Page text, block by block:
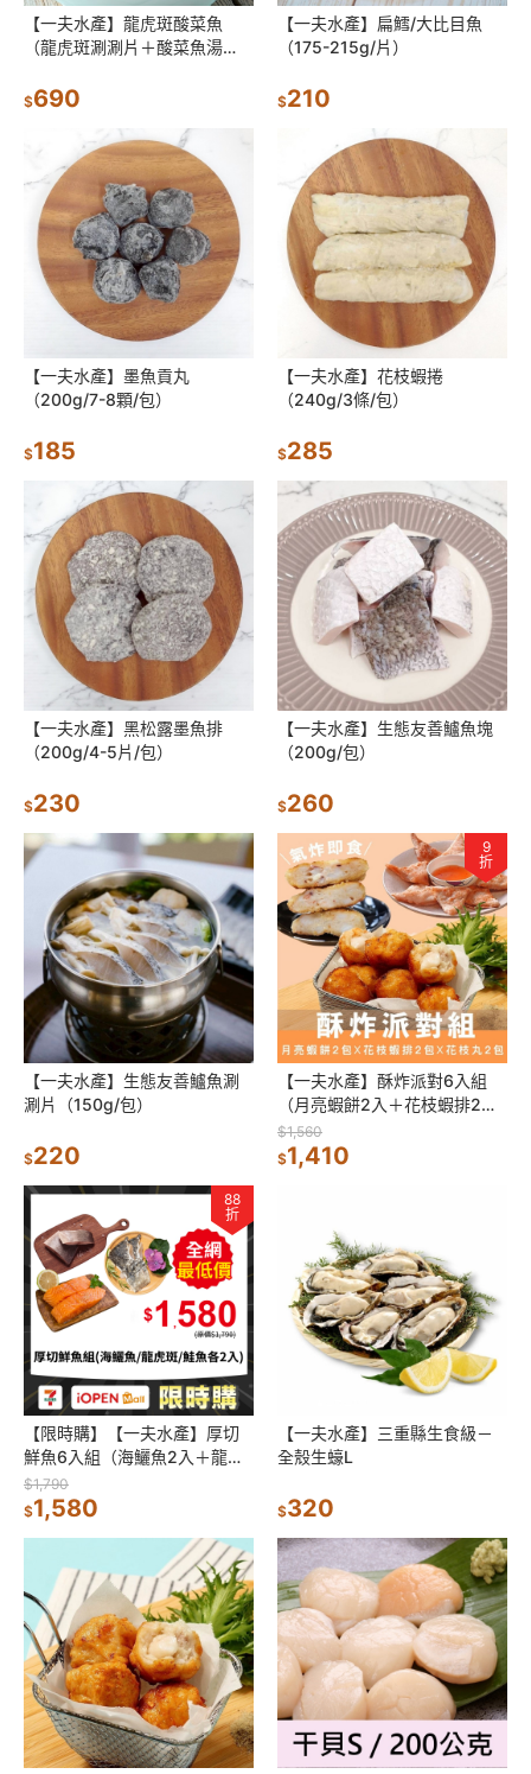
【一夫水產】龍虎斑酸菜魚
（龍虎斑涮涮片＋酸菜魚湯
$690
【一夫水產】扁鱈/大比目魚
（175-215g/片）
$210
【一夫水產】墨魚貢丸
（200g/7-8顆/包）
$185
【一夫水產】花枝蝦捲
（240g/3條/包）
$285
【一夫水產】黑松露墨魚排
（200g/4-5片/包）
$230
【一夫水產】生態友善鱸魚塊
（200g/包）
$260
【一夫水產】生態友善鱸魚涮
涮片（150g/包）
$220
9
折
【一夫水產】酥炸派對6入組
（月亮蝦餅2入＋花枝蝦排2入
＋花枝丸2入）
$1,560
$1,410
88
折
【限時購】【一夫水產】厚切
鮮魚6入組（海鱺魚2入＋龍虎
斑2入＋鮭魚2入）
$1,790
$1,580
【一夫水產】三重縣生食級－
全殼生蠔L
$320